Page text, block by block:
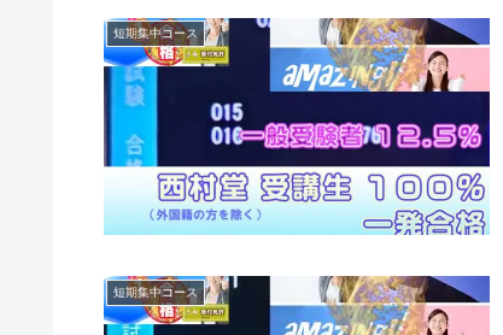
短期集中コース
短期集中コース